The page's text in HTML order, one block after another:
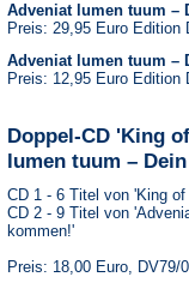
Adveniat lumen tuum –
Preis: 29,95 Euro Edition
Adveniat lumen tuum –
Preis: 12,95 Euro Edition
Doppel-CD 'King
lumen tuum –
CD 1 - 6 Titel von 'King of
CD 2 - 9 Titel von
kommen!'
Preis: 18,00 Euro, DV79/